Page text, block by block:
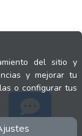
del sitio y
y mejorar tu
o configurar tus
Soporte